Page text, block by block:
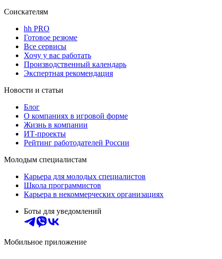
Соискателям
hh PRO
Готовое резюме
Все сервисы
Хочу у вас работать
Производственный календарь
Экспертная рекомендация
Новости и статьи
Блог
О компаниях в игровой форме
Жизнь в компании
ИТ-проекты
Рейтинг работодателей России
Молодым специалистам
Карьера для молодых специалистов
Школа программистов
Карьера в некоммерческих организациях
Боты для уведомлений
Мобильное приложение